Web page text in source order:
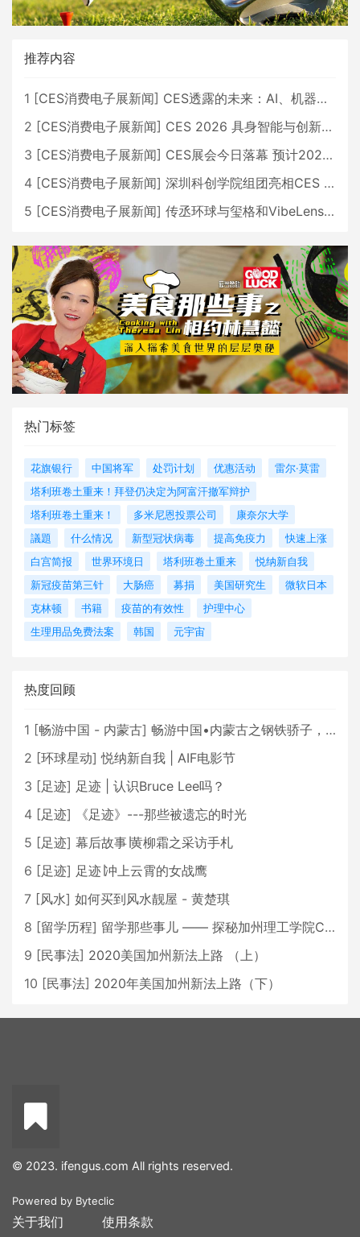
推荐内容
1 [CES消费电子展新闻] CES透露的未来：AI、机器人与智能生活大爆发
2 [CES消费电子展新闻] CES 2026 具身智能与创新领域 中国公司大放异彩
3 [CES消费电子展新闻] CES展会今日落幕 预计2026行业收入将超五千亿美元
4 [CES消费电子展新闻] 深圳科创学院组团亮相CES 广受好评
5 [CES消费电子展新闻] 传丞环球与玺格和VibeLens共同推出全新耳机
热门标签
花旗银行 中国将军 处罚计划 优惠活动
雷尔·莫雷
塔利班卷土重来！拜登仍决定为阿富汗撤军辩护
塔利班卷土重来！
多米尼恩投票公司
康奈尔大学
議題
什么情况 新型冠状病毒 提高免疫力
快速上涨
白宫简报
世界环境日 塔利班卷土重来
悦纳新自我
新冠疫苗第三针
大肠癌 募捐 美国研究生
微软日本
克林顿
书籍 疫苗的有效性
护理中心
生理用品免费法案
韩国 元宇宙
热度回顾
1 [畅游中国 - 内蒙古] 畅游中国•内蒙古之钢铁骄子，魅力包头
2 [环球星动] 悦纳新自我 | AIF电影节
3 [足迹] 足迹 | 认识Bruce Lee吗？
4 [足迹]
《足迹》---那些被遗忘的时光
5 [足迹] 幕后故事∣黄柳霜之采访手札
6 [足迹] 足迹∣冲上云霄的女战鹰
7 [风水] 如何买到风水靓屋 - 黄楚琪
8 [留学历程] 留学那些事儿 —— 探秘加州理工学院Caltech博士生活 [上集]
9 [民事法] 2020美国加州新法上路 （上）
10 [民事法] 2020年美国加州新法上路（下）
© 2023. ifengus.com All rights reserved.
Powered by Byteclic
关于我们 使用条款